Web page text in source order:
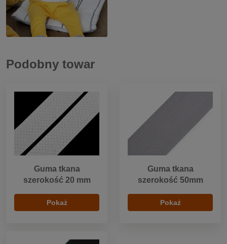
Podobny towar
Guma tkana
szerokość 20 mm
Pokaż
Guma tkana
szerokość 50mm
Pokaż